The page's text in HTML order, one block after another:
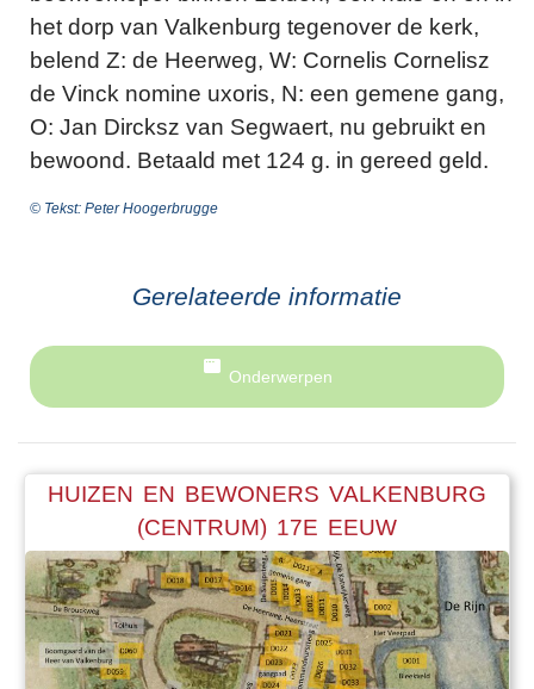
het dorp van Valkenburg tegenover de kerk,
belend Z: de Heerweg, W: Cornelis Cornelisz
de Vinck nomine uxoris, N: een gemene gang,
O: Jan Dircksz van Segwaert, nu gebruikt en
bewoond. Betaald met 124 g. in gereed geld.
© Tekst: Peter Hoogerbrugge
Gerelateerde informatie
Onderwerpen
HUIZEN EN BEWONERS VALKENBURG
(CENTRUM) 17E EEUW